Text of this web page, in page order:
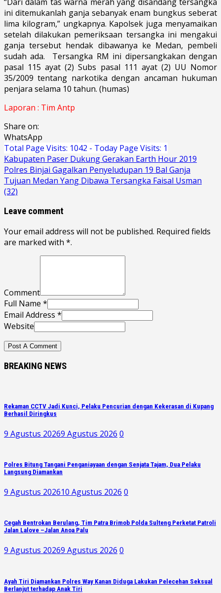
ini ditemukanlah ganja sebanyak enam bungkus seberat
lima kilogram,” ungkapnya. Kapolsek juga menyamaikan
setelah dilakukan pemeriksaan tersangka ini mengakui
ganja tersebut hendak dibawanya ke Medan, pembeli
sudah ada. Tersangka RM ini dipersangkakan dengan
pasal 115 ayat (2) Subs pasal 111 ayat (2) UU Nomor
35/2009 tentang narkotika dengan ancaman hukuman
penjara selama 10 tahun. (humas)
Laporan : Tim Antp
Share on:
WhatsApp
Total Page Visits: 1042 - Today Page Visits: 1
Navigasi
pos
Kabupaten Paser Dukung Gerakan Earth Hour 2019
Polres Binjai Gagalkan Penyeludupan 19 Bal Ganja
Tujuan Medan Yang Dibawa Tersangka Faisal Usman
(32)
Leave comment
Your email address will not be published. Required fields
are marked with *.
Comment
Full Name *
Email Address *
Website
BREAKING NEWS
Rekaman CCTV Jadi Kunci, Pelaku Pencurian dengan Kekerasan di Kupang
Berhasil Diringkus
9 Agustus 20269 Agustus 2026 0
Polres Bitung Tangani Penganiayaan dengan Senjata Tajam, Dua Pelaku
Langsung Diamankan
9 Agustus 202610 Agustus 2026 0
Cegah Bentrokan Berulang, Tim Patra Brimob Polda Sulteng Perketat Patroli
Jalan Lalove –Jalan Anoa Palu
9 Agustus 20269 Agustus 2026 0
Ayah Tiri Diamankan Polres Way Kanan Diduga Lakukan Pelecehan Seksual
Berlanjut terhadap Anak Tiri